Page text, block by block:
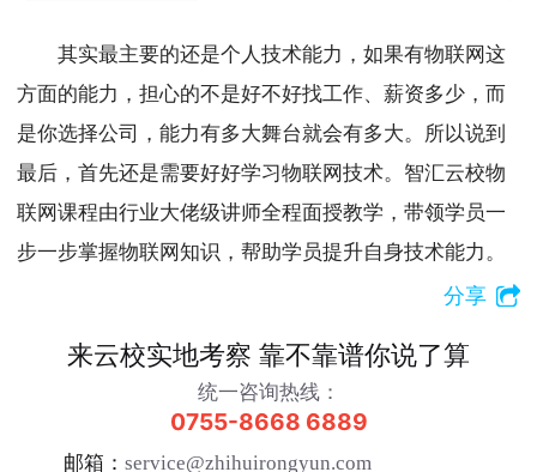
其实最主要的还是个人技术能力，如果有物联网这
方面的能力，担心的不是好不好找工作、薪资多少，而
是你选择公司，能力有多大舞台就会有多大。所以说到
最后，首先还是需要好好学习物联网技术。智汇云校物
联网课程由行业大佬级讲师全程面授教学，带领学员一
步一步掌握物联网知识，帮助学员提升自身技术能力。
分享
来云校实地考察 靠不靠谱你说了算
统一咨询热线：
0755-8668 6889
邮箱： service@zhihuirongyun.com